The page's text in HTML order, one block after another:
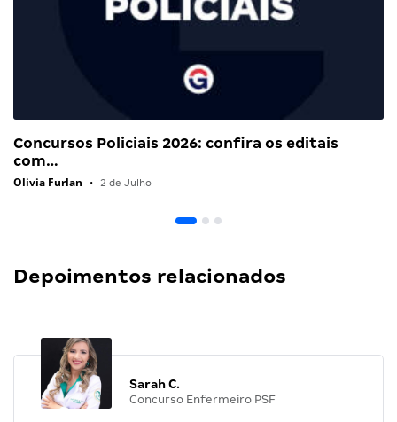
Concursos Policiais 2026: confira os editais
com…
Olivia Furlan • 2 de Julho
Depoimentos relacionados
Sarah C.
Concurso Enfermeiro PSF